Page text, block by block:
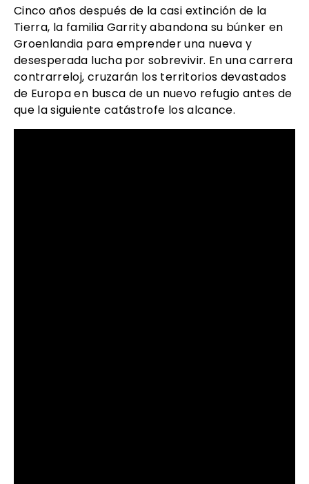
Cinco años después de la casi extinción de la
Tierra, la familia Garrity abandona su búnker en
Groenlandia para emprender una nueva y
desesperada lucha por sobrevivir. En una carrera
contrarreloj, cruzarán los territorios devastados
de Europa en busca de un nuevo refugio antes de
que la siguiente catástrofe los alcance.